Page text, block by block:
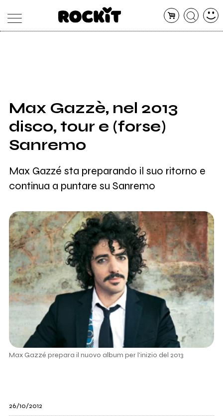
SHOP
RADIO
Max Gazzè, nel 2013
disco, tour e (forse)
Sanremo
Max Gazzé sta preparando il suo ritorno e
continua a puntare su Sanremo
Max Gazzé prepara il nuovo album per l'inizio del 2013
26/10/2012